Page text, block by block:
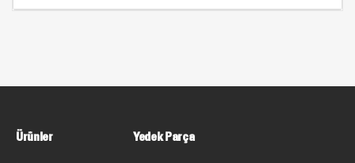
Ürünler Yedek Parça